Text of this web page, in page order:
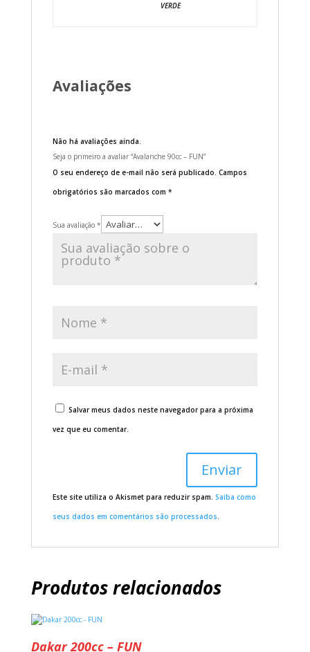
VERDE
Avaliações
Não há avaliações ainda.
Seja o primeiro a avaliar “Avalanche 90cc – FUN”
O seu endereço de e-mail não será publicado. Campos
obrigatórios são marcados com *
Sua avaliação *
Salvar meus dados neste navegador para a próxima
vez que eu comentar.
Este site utiliza o Akismet para reduzir spam. Saiba como
seus dados em comentários são processados.
Produtos relacionados
Dakar 200cc – FUN